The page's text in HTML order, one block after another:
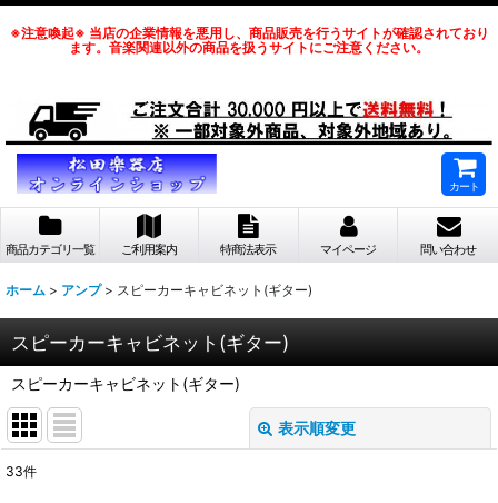
※注意喚起※ 当店の企業情報を悪用し、商品販売を行うサイトが確認されており
ます。音楽関連以外の商品を扱うサイトにご注意ください。
カート
商品カテゴリ一覧 ご利用案内 特商法表示 マイページ 問い合わせ
ホーム > アンプ > スピーカーキャビネット(ギター)
スピーカーキャビネット(ギター)
スピーカーキャビネット(ギター)
表示順変更
33件